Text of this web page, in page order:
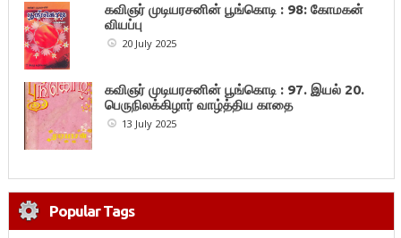
கவிஞர் முடியரசனின் பூங்கொடி : 98: கோமகன்
வியப்பு
20 July 2025
கவிஞர் முடியரசனின் பூங்கொடி : 97. இயல் 20.
பெருநிலக்கிழார் வாழ்த்திய காதை
13 July 2025
Popular Tags